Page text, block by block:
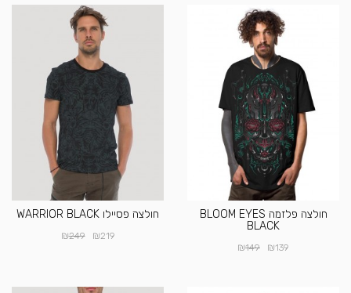
חולצה פלזמה BLOOM EYES
BLACK
₪139
₪149
חולצה פסיילו WARRIOR BLACK
₪219
₪249